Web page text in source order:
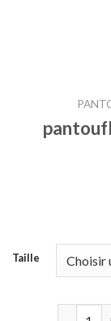
Taille
quantité